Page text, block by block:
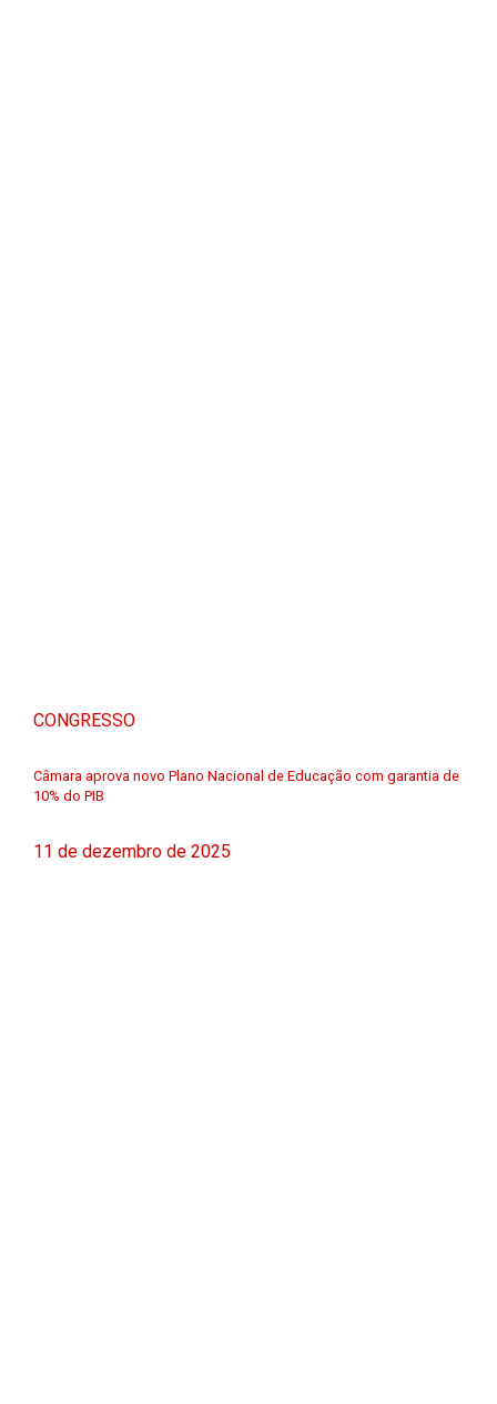
CONGRESSO
Câmara aprova novo Plano Nacional de Educação com garantia de
10% do PIB
11 de dezembro de 2025